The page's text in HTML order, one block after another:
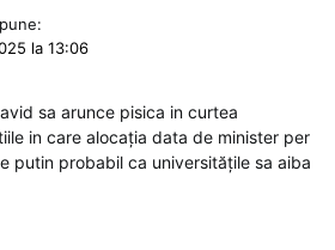
la 13:06
sa arunce pisica in curtea
in care alocația data de minister per
putin probabil ca universitățile sa aiba